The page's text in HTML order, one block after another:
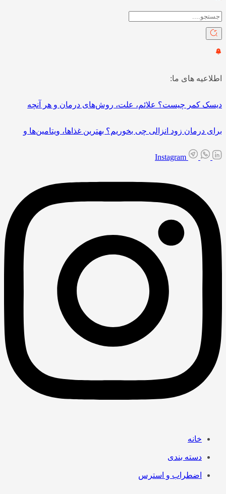
اطلاعیه های ما:
دیسک کمر چیست؟ علائم، علت، روش‌های درمان و هر آنچه
برای درمان زود انزالی چی بخوریم؟ بهترین غذاها، ویتامین‌ها و
Instagram
خانه
دسته بندی
اضطراب و استرس